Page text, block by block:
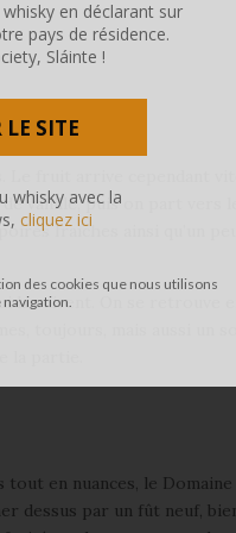
Le fruit arrive cependant
vanille, puis on part vers le
fraiches ainsi qu’un peu
la suivent. On se retrouve
toujours, mais aussi un
partie.
en nuances, le Domaine
dessus par un fût neuf,
en déclarant sur
pays de résidence.
Sláinte !
LE SITE
des cookies que nous utilisons
whisky avec la
cliquez ici